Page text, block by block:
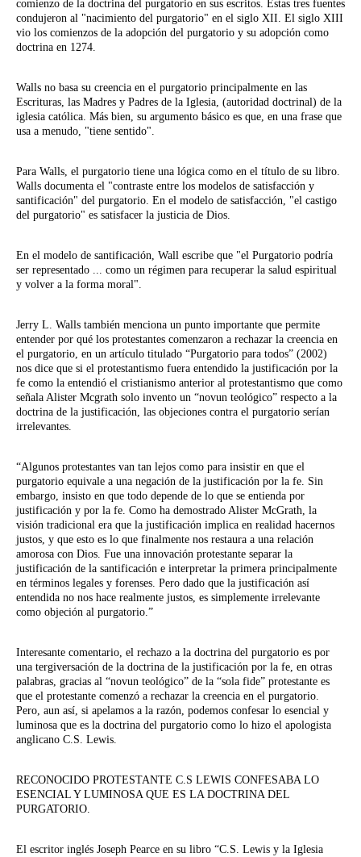
comienzo de la doctrina del purgatorio en sus escritos. Estas tres fuentes
condujeron al "nacimiento del purgatorio" en el siglo XII. El siglo XIII
vio los comienzos de la adopción del purgatorio y su adopción como
doctrina en 1274.
Walls no basa su creencia en el purgatorio principalmente en las
Escrituras, las Madres y Padres de la Iglesia, (autoridad doctrinal) de la
iglesia católica. Más bien, su argumento básico es que, en una frase que
usa a menudo, "tiene sentido".
Para Walls, el purgatorio tiene una lógica como en el título de su libro.
Walls documenta el "contraste entre los modelos de satisfacción y
santificación" del purgatorio. En el modelo de satisfacción, "el castigo
del purgatorio" es satisfacer la justicia de Dios.
En el modelo de santificación, Wall escribe que "el Purgatorio podría
ser representado ... como un régimen para recuperar la salud espiritual
y volver a la forma moral".
Jerry L. Walls también menciona un punto importante que permite
entender por qué los protestantes comenzaron a rechazar la creencia en
el purgatorio, en un artículo titulado “Purgatorio para todos” (2002)
nos dice que si el protestantismo fuera entendido la justificación por la
fe como la entendió el cristianismo anterior al protestantismo que como
señala Alister Mcgrath solo invento un “novun teológico” respecto a la
doctrina de la justificación, las objeciones contra el purgatorio serían
irrelevantes.
“Algunos protestantes van tan lejos como para insistir en que el
purgatorio equivale a una negación de la justificación por la fe. Sin
embargo, insisto en que todo depende de lo que se entienda por
justificación y por la fe. Como ha demostrado Alister McGrath, la
visión tradicional era que la justificación implica en realidad hacernos
justos, y que esto es lo que finalmente nos restaura a una relación
amorosa con Dios. Fue una innovación protestante separar la
justificación de la santificación e interpretar la primera principalmente
en términos legales y forenses. Pero dado que la justificación así
entendida no nos hace realmente justos, es simplemente irrelevante
como objeción al purgatorio.”
Interesante comentario, el rechazo a la doctrina del purgatorio es por
una tergiversación de la doctrina de la justificación por la fe, en otras
palabras, gracias al “novun teológico” de la “sola fide” protestante es
que el protestante comenzó a rechazar la creencia en el purgatorio.
Pero, aun así, si apelamos a la razón, podemos confesar lo esencial y
luminosa que es la doctrina del purgatorio como lo hizo el apologista
anglicano C.S. Lewis.
RECONOCIDO PROTESTANTE C.S LEWIS CONFESABA LO
ESENCIAL Y LUMINOSA QUE ES LA DOCTRINA DEL
PURGATORIO.
El escritor inglés Joseph Pearce en su libro “C.S. Lewis y la Iglesia